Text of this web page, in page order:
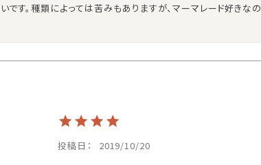
す。種類によっては苦みもありますが、マーマレード好きなの
投稿日 2019/10/20